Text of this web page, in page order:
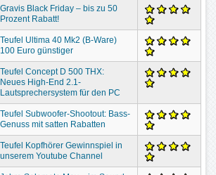
Gravis Black Friday – bis zu 50
Prozent Rabatt!
Teufel Ultima 40 Mk2 (B-Ware)
100 Euro günstiger
Teufel Concept D 500 THX:
Neues High-End 2.1-
Lautsprechersystem für den PC
Teufel Subwoofer-Shootout: Bass-
Genuss mit satten Rabatten
Teufel Kopfhörer Gewinnspiel in
unserem Youtube Channel